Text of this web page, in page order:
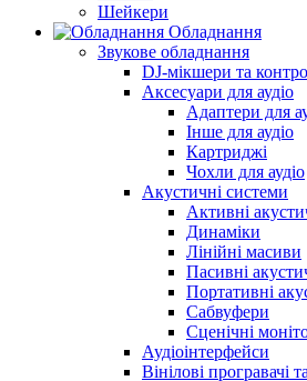
Шейкери
Обладнання
Звукове обладнання
DJ-мікшери та
Аксесуари для аудіо
Адаптери для
Інше для аудіо
Картриджі
Чохли для аудіо
Акустичні системи
Активні
Динаміки
Лінійні масиви
Пасивні
Портативні
Сабвуфери
Сценічні
Аудіоінтерфейси
Вінілові програвачі